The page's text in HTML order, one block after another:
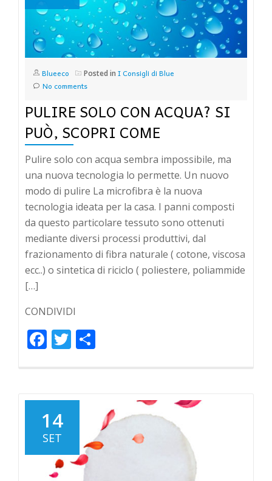
Blueeco Posted in I Consigli di Blue
No comments
PULIRE SOLO CON ACQUA? SI
PUÒ, SCOPRI COME
Pulire solo con acqua sembra impossibile, ma
una nuova tecnologia lo permette. Un nuovo
modo di pulire La microfibra è la nuova
tecnologia ideata per la casa. I panni composti
da questo particolare tessuto sono ottenuti
mediante diversi processi produttivi, dal
frazionamento di fibra naturale ( cotone, viscosa
ecc..) o sintetica di riciclo ( poliestere, poliammide
[…]
CONDIVIDI
FacebookTwitter
14
SET